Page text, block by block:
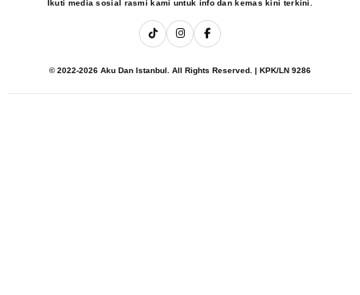
Ikuti media sosial rasmi kami untuk info dan kemas kini terkini.
© 2022-2026 Aku Dan Istanbul. All Rights Reserved. | KPK/LN 9286